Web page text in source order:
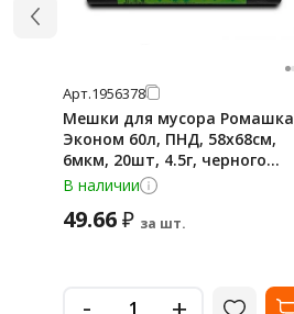
Арт.1956378
Мешки для мусора Ромашка
Эконом 60л, ПНД, 58х68см,
6мкм, 20шт, 4.5г, черного
цвета, в рулоне
В наличии
49.66₽ за шт.
-